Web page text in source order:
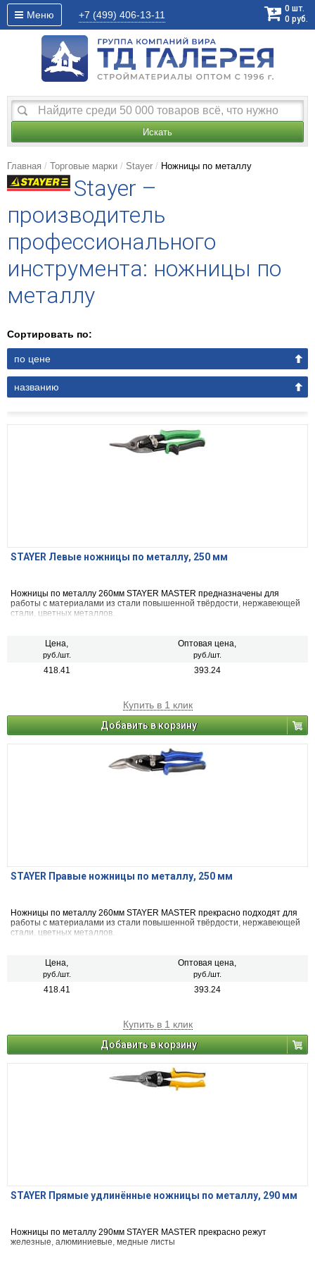
Меню +7 (499) 406-13-11
0 шт.
0 руб.
Искать
Главная Торговые марки Stayer Ножницы по металлу
Stayer –
производитель
профессионального
инструмента: ножницы по
металлу
Сортировать по:
по цене
названию
STAYER Левые ножницы по металлу, 250 мм
Ножницы по металлу 260мм STAYER MASTER предназначены для
работы с материалами из стали повышенной твёрдости, нержавеющей
стали, цветных металлов.
Цена,
руб./шт.
Оптовая цена,
руб./шт.
418.41 393.24
Купить в 1 клик
Добавить в корзину
STAYER Правые ножницы по металлу, 250 мм
Ножницы по металлу 260мм STAYER MASTER прекрасно подходят для
работы с материалами из стали повышенной твёрдости, нержавеющей
стали, цветных металлов.
Цена,
руб./шт.
Оптовая цена,
руб./шт.
418.41 393.24
Купить в 1 клик
Добавить в корзину
STAYER Прямые удлинённые ножницы по металлу, 290 мм
Ножницы по металлу 290мм STAYER MASTER прекрасно режут
железные, алюминиевые, медные листы